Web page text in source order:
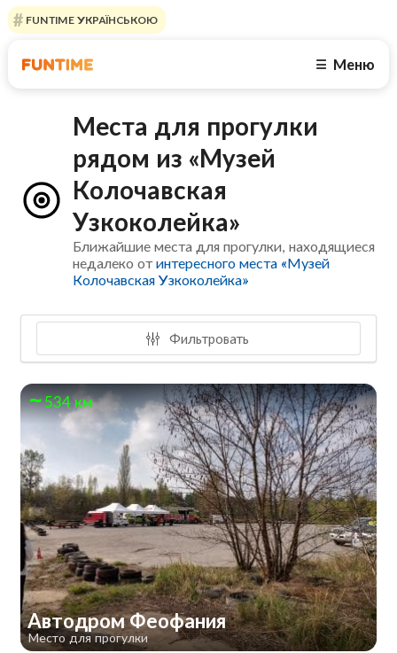
FUNTIME УКРАЇНСЬКОЮ
☰ Меню
Места для прогулки
рядом из «Музей
Колочавская
Узкоколейка»
Ближайшие места для прогулки, находящиеся
недалеко отинтересного места «Музей
Колочавская Узкоколейка»
Фильтровать
534 км
Автодром Феофания
Место для прогулки